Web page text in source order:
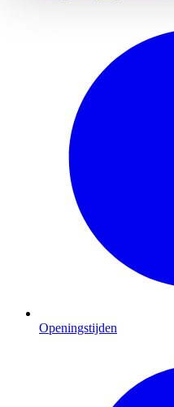
Openingstijden